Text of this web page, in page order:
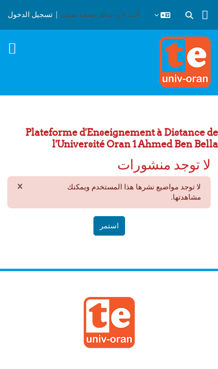
تبديل إدخال البحث
أنت الآن تدخل بصفة ضيف تسجيل الدخول
Plateforme d'Enseignement à Distance de
l'Université Oran 1 Ahmed Ben Bella
لا توجد منشورات
لا توجد مواضيع نشرها هذا المستخدم ويمكنك
مشاهدتها.
×
استمر